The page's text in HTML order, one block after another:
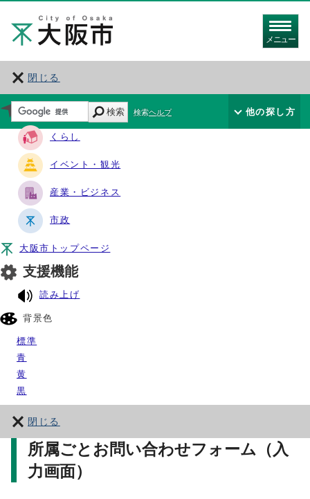
メニュー
閉じる
サイト・ナビ
くらし
イベント・観光
産業・ビジネス
市政
大阪市トップページ
支援機能
読み上げ
背景色
標準
青
黄
黒
閉じる
検索 検索ヘルプ 他の探し方
所属ごとお問い合わせフォーム（入
力画面）